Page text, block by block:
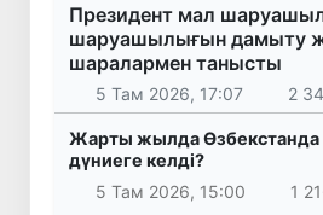
Президент мал
шаруашылығын дамыту
шаралармен танысты
5 Там 2026, 17:07 2
Жарты жылда Өзбекстанда
дүниеге келді?
5 Там 2026, 15:00
1